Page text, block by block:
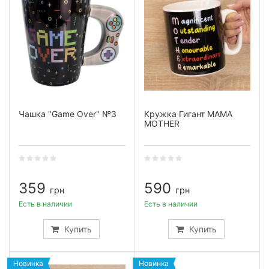
Чашка "Game Over" №3
359 грн
Купить
Есть в наличии
Кружка Гигант МАМА
MOTHER
590 грн
Купить
Есть в наличии
Новинка Новинка